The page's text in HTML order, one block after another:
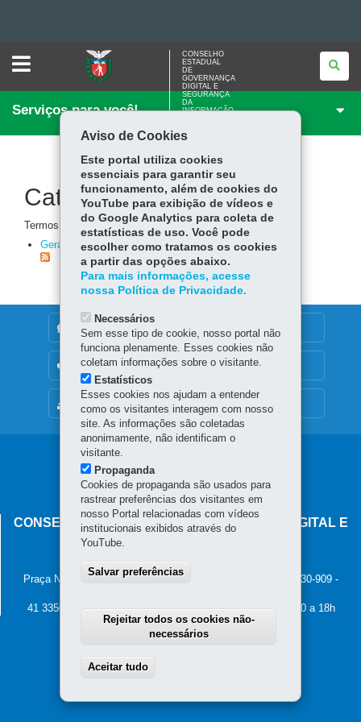
Ir
o
para
Ir
busca
site
CONSELHO
ESTADUAL
GOVERNANÇA
E
DA
CONSELHO
ESTADUAL
DE
GOVERNANÇA
DIGITAL E
SEGURANÇA
DA
INFORMAÇÃO
Serviços para você!
Categoria de Página
Termos de categoria para páginas.
Geral
(13)
MAPA DO SITE
DENUNCIE CORRUPÇÃO
OUVIDORIA
Navegação
principal
CONSELHO ESTADUAL DE GOVERNANÇA DIGITAL E
SEGURANÇA DA INFORMAÇÃO
Palácio Iguaçu
Praça Nossa Senhora de Salette, s/n - Centro Cívico
80.530-909 -
41 3350-2400 - Horário de atendimento: 8h30 a 12h e 13h30 a 18h
Aviso de Cookies
Este portal utiliza cookies
essenciais para garantir seu
funcionamento, além de cookies do
YouTube para exibição de vídeos e
do Google Analytics para coleta de
estatísticas de uso. Você pode
escolher como tratamos os cookies
a partir das opções abaixo.
Para mais informações, acesse
nossa Política de Privacidade.
Necessários
Sem esse tipo de cookie, nosso portal não
funciona plenamente. Esses cookies não
coletam informações sobre o visitante.
Estatísticos
Esses cookies nos ajudam a entender
como os visitantes interagem com nosso
site. As informações são coletadas
anonimamente, não identificam o
visitante.
Propaganda
Cookies de propaganda são usados para
rastrear preferências dos visitantes em
nosso Portal relacionadas com vídeos
institucionais exibidos através do
YouTube.
Salvar preferências
Rejeitar todos os cookies não-
necessários
Aceitar tudo